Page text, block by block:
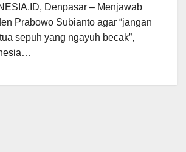
Denpasar – Menjawab
Prabowo Subianto agar “jangan
sepuh yang ngayuh becak”,